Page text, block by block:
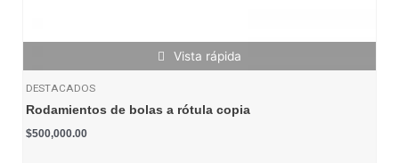
Vista rápida
DESTACADOS
Rodamientos de bolas a rótula copia
$500,000.00